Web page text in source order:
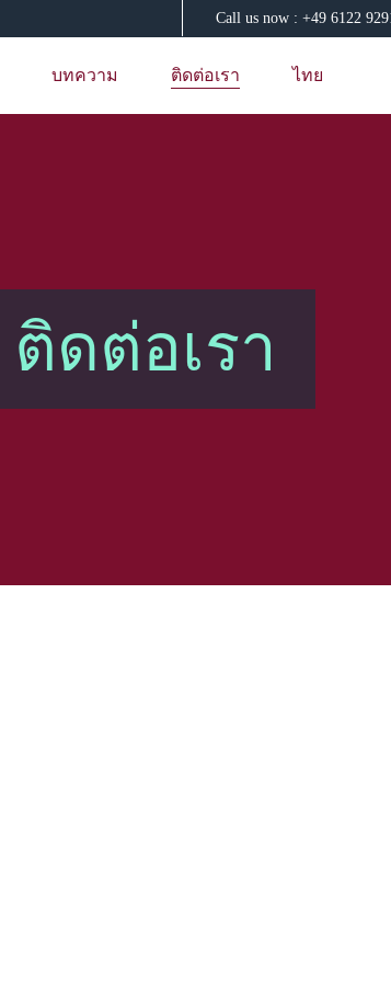
Call us now : +49 6122
บทความ ติดต่อเรา ไทย
ติดต่อเรา